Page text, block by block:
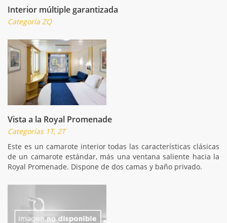
Interior múltiple garantizada
Categoría ZQ
Vista a la Royal Promenade
Categorías 1T, 2T
Este es un camarote interior todas las características clásicas
de un camarote estándar, más una ventana saliente hacia la
Royal Promenade. Dispone de dos camas y baño privado.